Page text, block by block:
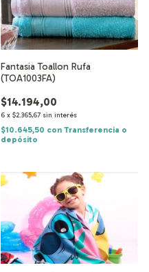
Fantasia Toallon Rufa
(TOA1003FA)
$14.194,00
6 x $2.365,67 sin interés
$10.645,50 con Transferencia o
depósito